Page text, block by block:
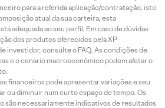
para a referida aplicação/contratação, isto
atual da sua carteira, esta
adequada ao seu perfil. Em caso de dúvidas
dos produtos oferecidos pela XP
investidor, consulte o FAQ. As condições de
e o cenário macroeconômico podem afetar o
financeiros pode apresentar variações e seu
ou diminuir num curto espaço de tempo. Os
são necessariamente indicativos de resultados